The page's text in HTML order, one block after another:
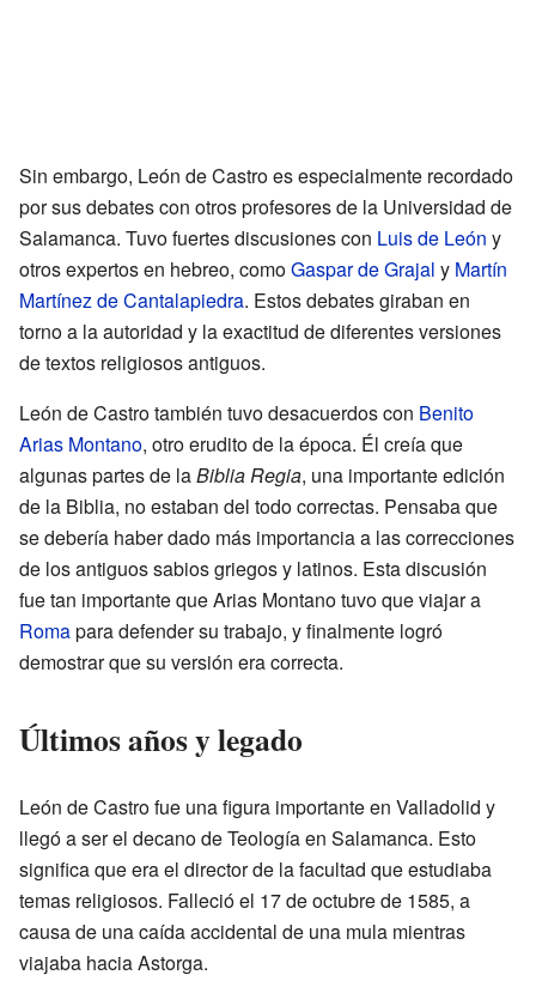
Sin embargo, León de Castro es especialmente recordado
por sus debates con otros profesores de la Universidad de
Salamanca. Tuvo fuertes discusiones con Luis de León y
otros expertos en hebreo, comoGaspar de Grajal y Martín
Martínez de Cantalapiedra. Estos debates giraban en
torno a la autoridad y la exactitud de diferentes versiones
de textos religiosos antiguos.
León de Castro también tuvo desacuerdos con Benito
Arias Montano, otro erudito de la época. Él creía que
algunas partes de laBiblia Regia, una importante edición
de la Biblia, no estaban del todo correctas. Pensaba que
se debería haber dado más importancia a las correcciones
de los antiguos sabios griegos y latinos. Esta discusión
fue tan importante que Arias Montano tuvo que viajar a
Romapara defender su trabajo, y finalmente logró
demostrar que su versión era correcta.
Últimos años y legado
León de Castro fue una figura importante en Valladolid y
llegó a ser el decano de Teología en Salamanca. Esto
significa que era el director de la facultad que estudiaba
temas religiosos. Falleció el 17 de octubre de 1585, a
causa de una caída accidental de una mula mientras
viajaba hacia Astorga.